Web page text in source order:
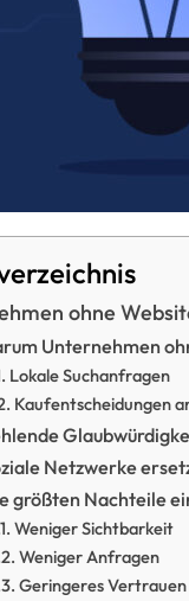
ohne
Unternehmen
Lokale Suchanfragen
Kaufentscheidungen
Netzwerke
größten Nachteile
Weniger Sichtbarkeit
Weniger Anfragen
Geringeres Vertrauen